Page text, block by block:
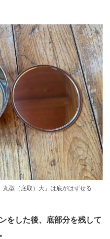
型（底取）大」は底がはずせる
をした後、底部分を残して